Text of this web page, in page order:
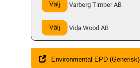
Välj Varberg Timber AB
Välj Vida Wood AB
Environmental EPD (Generisk)